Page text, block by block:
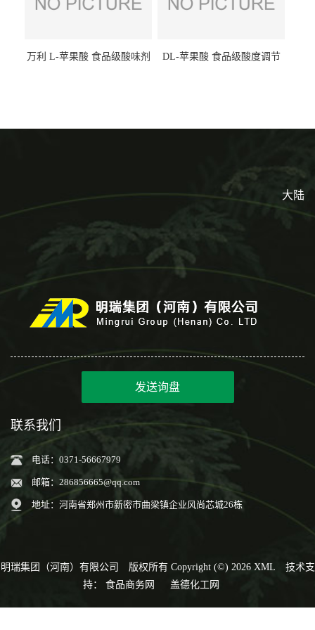
万利 L-苹果酸 食品级酸味剂
DL-苹果酸 食品级酸度调节
大陆
发送询盘
联系我们
电话：0371-56667979
邮箱： 286856665@qq.com
地址：河南省郑州市新密市曲梁镇企业风尚芯城26栋
明瑞集团（河南）有限公司 版权所有 Copyright (©) 2026 XML
技术支
持： 食品商务网 盖德化工网